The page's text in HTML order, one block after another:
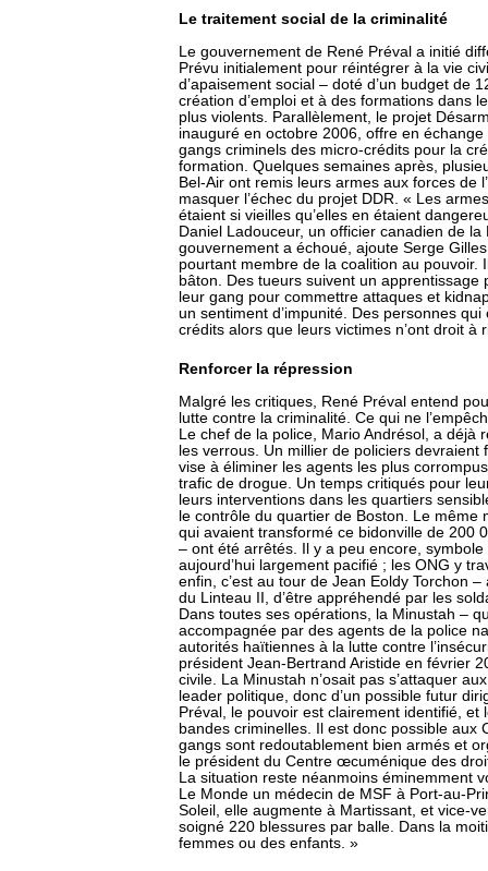
Le traitement social de la criminalité
Le gouvernement de René Préval a initié
Prévu initialement pour réintégrer à la vie
d’apaisement social – doté d’un budget de
création d’emploi et à des formations dans
plus violents. Parallèlement, le projet
inauguré en octobre 2006, offre en
gangs criminels des micro-crédits pour la
formation. Quelques semaines après,
Bel-Air ont remis leurs armes aux forces de
masquer l’échec du projet DDR. « Les
étaient si vieilles qu’elles en étaient
Daniel Ladouceur, un officier canadien de
gouvernement a échoué, ajoute Serge
pourtant membre de la coalition au pouvoir.
bâton. Des tueurs suivent un
leur gang pour commettre attaques et
un sentiment d’impunité. Des personnes
crédits alors que leurs victimes n’ont droit à
Renforcer la répression
Malgré les critiques, René Préval entend
lutte contre la criminalité. Ce qui ne
Le chef de la police, Mario Andrésol, a déjà
les verrous. Un millier de policiers devraient
vise à éliminer les agents les plus
trafic de drogue. Un temps critiqués pour
leurs interventions dans les quartiers
le contrôle du quartier de Boston. Le
qui avaient transformé ce bidonville de 200
– ont été arrêtés. Il y a peu encore,
aujourd’hui largement pacifié ; les ONG y
enfin, c’est au tour de Jean Eoldy Torchon
du Linteau II, d’être appréhendé par les
Dans toutes ses opérations, la Minustah –
accompagnée par des agents de la police
autorités haïtiennes à la lutte contre
président Jean-Bertrand Aristide en février
civile. La Minustah n’osait pas s’attaquer
leader politique, donc d’un possible futur
Préval, le pouvoir est clairement identifié,
bandes criminelles. Il est donc possible aux
gangs sont redoutablement bien armés et
le président du Centre œcuménique des
La situation reste néanmoins éminemment
Le Monde un médecin de MSF à Port-au-
Soleil, elle augmente à Martissant, et vice-
soigné 220 blessures par balle. Dans la
femmes ou des enfants. »